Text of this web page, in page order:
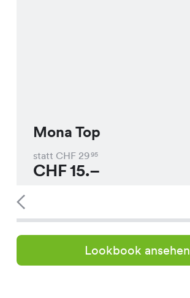
Mona Top
statt CHF 2995
CHF15.–
Lookbook ansehen